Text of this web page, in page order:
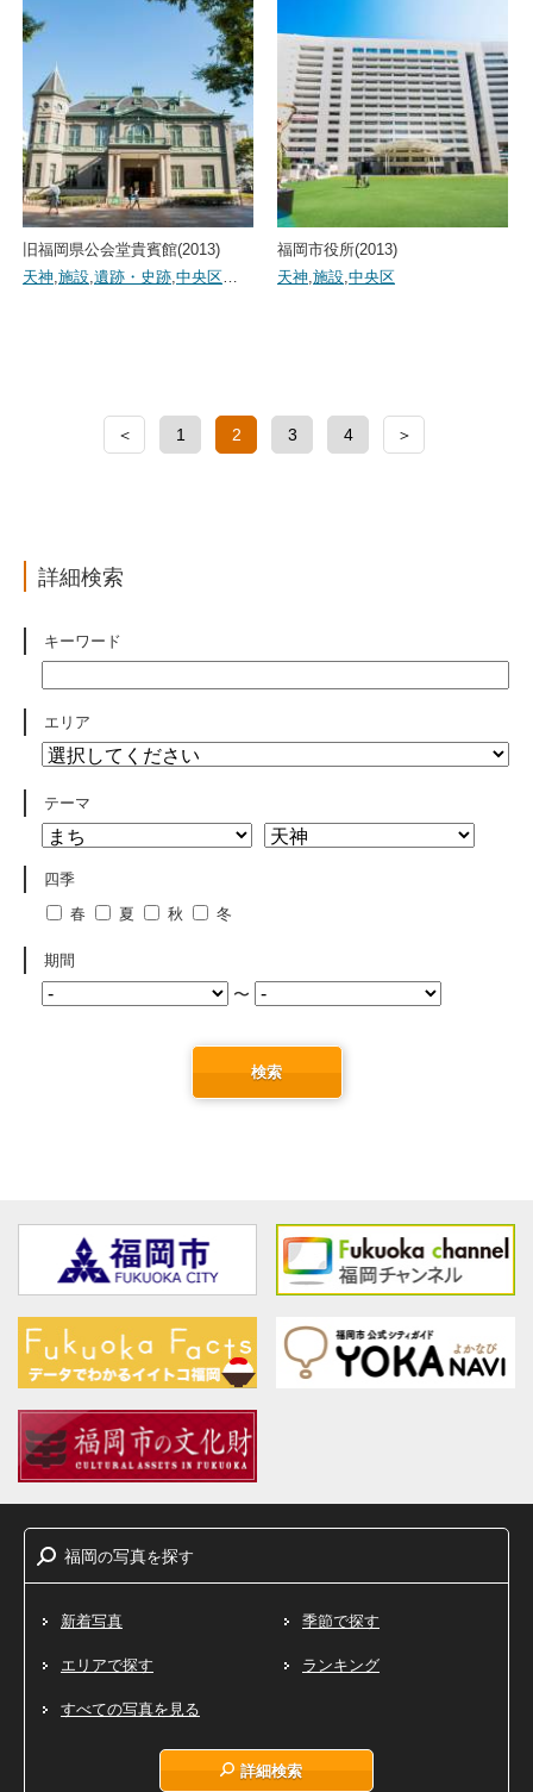
詳細検索
キーワード
エリア
テーマ
四季
春
夏 秋 冬
期間
〜
検索
旧福岡県公会堂貴賓館(2013)
天神,施設,遺跡・史跡,中央区…
福岡市役所(2013)
天神,施設,中央区
＜ 1 2 3 4 ＞
福岡の写真を探す
新着写真 季節で探す
エリアで探す ランキング
すべての写真を見る
詳細検索